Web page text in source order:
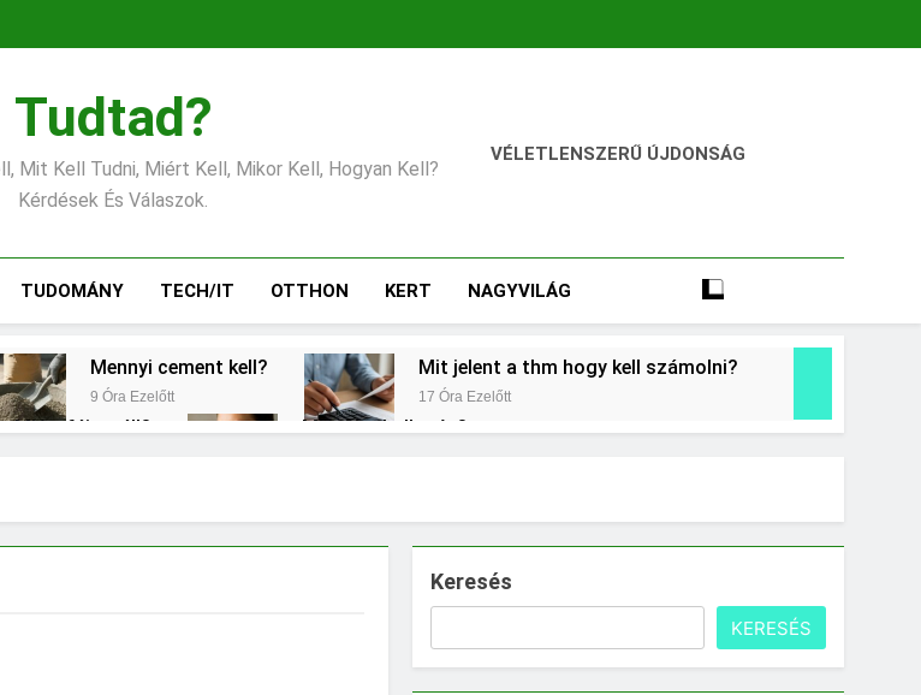
Tudtad?
Mit Kell Tudni, Miért Kell, Mikor Kell, Hogyan Kell?
Kérdések És Válaszok.
VÉLETLENSZERŰ ÚJDONSÁG
TUDOMÁNY TECH/IT OTTHON KERT NAGYVILÁG
Mennyi cement kell?
9 Óra Ezelőtt
Mit jelent a thm hogy kell számolni?
17 Óra Ezelőtt
Miért fáj a váll? Mire jó a kollagén?
Keresés
KERESÉS